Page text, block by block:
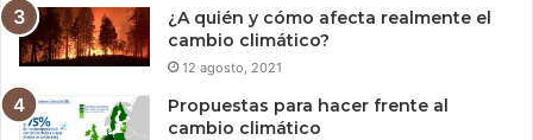
¿A quién y cómo afecta realmente el
cambio climático?
12 agosto, 2021
Propuestas para hacer frente al
cambio climático